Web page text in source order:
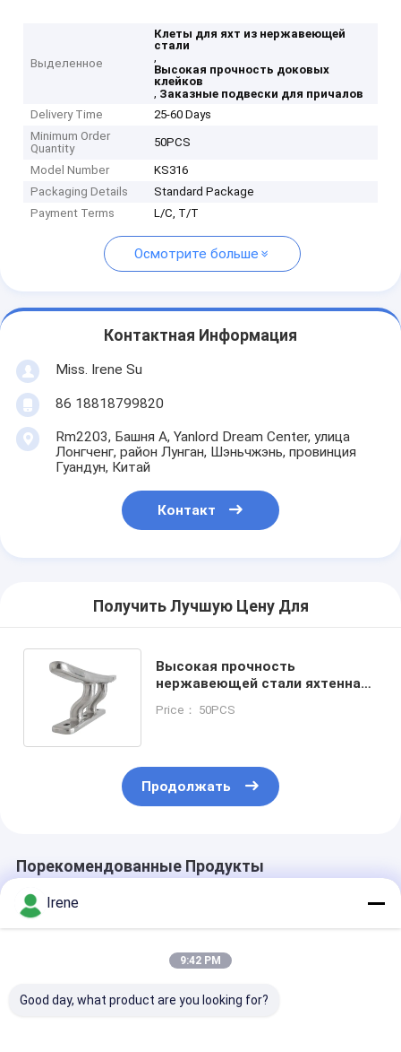
Выделенное
Клеты для яхт из нержавеющей
стали
,
Высокая прочность доковых
клейков
, Заказные подвески для причалов
Delivery Time
25-60 Days
Minimum Order
Quantity
50PCS
Model Number
KS316
Packaging Details
Standard Package
Payment Terms
L/C, T/T
Осмотрите больше
Контактная Информация
Miss. Irene Su
86 18818799820
Rm2203, Башня A, Yanlord Dream Center, улица
Лонгченг, район Лунган, Шэньчжэнь, провинция
Гуандун, Китай
Контакт
Получить Лучшую Цену Для
Высокая прочность
нержавеющей стали яхтенная
Mooring Cleats
Price： 50PCS
Продолжать
Порекомендованные Продукты
Irene
9:42 PM
Good day, what product are you looking for?